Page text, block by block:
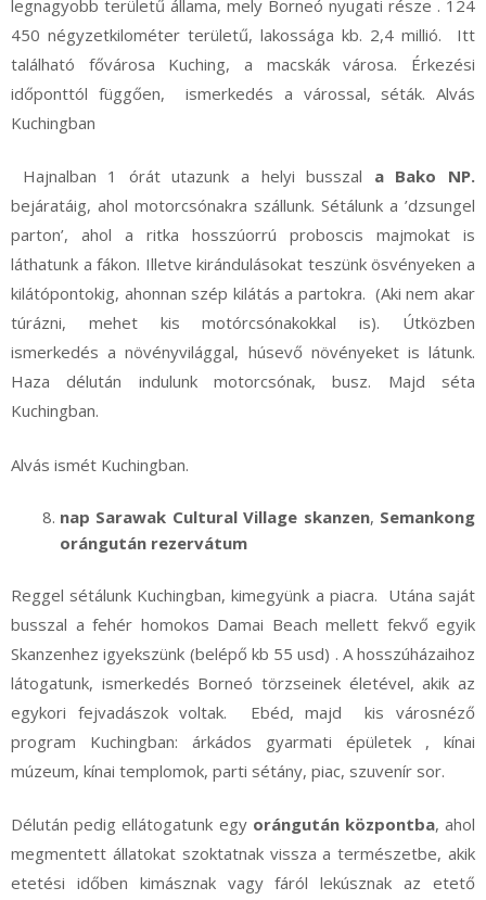
legnagyobb területű állama, mely Borneó nyugati része . 124
450 négyzetkilométer területű, lakossága kb. 2,4 millió. Itt
található fővárosa Kuching, a macskák városa. Érkezési
időponttól függően, ismerkedés a várossal, séták. Alvás
Kuchingban
Hajnalban 1 órát utazunk a helyi busszal a Bako NP.
bejáratáig, ahol motorcsónakra szállunk. Sétálunk a ’dzsungel
parton’, ahol a ritka hosszúorrú proboscis majmokat is
láthatunk a fákon. Illetve kirándulásokat teszünk ösvényeken a
kilátópontokig, ahonnan szép kilátás a partokra. (Aki nem akar
túrázni, mehet kis motórcsónakokkal is). Útközben
ismerkedés a növényvilággal, húsevő növényeket is látunk.
Haza délután indulunk motorcsónak, busz. Majd séta
Kuchingban.
Alvás ismét Kuchingban.
nap Sarawak Cultural Village skanzen, Semankong
orángután rezervátum
Reggel sétálunk Kuchingban, kimegyünk a piacra. Utána saját
busszal a fehér homokos Damai Beach mellett fekvő egyik
Skanzenhez igyekszünk (belépő kb 55 usd) . A hosszúházaihoz
látogatunk, ismerkedés Borneó törzseinek életével, akik az
egykori fejvadászok voltak. Ebéd, majd kis városnéző
program Kuchingban: árkádos gyarmati épületek , kínai
múzeum, kínai templomok, parti sétány, piac, szuvenír sor.
Délután pedig ellátogatunk egy orángután központba, ahol
megmentett állatokat szoktatnak vissza a természetbe, akik
etetési időben kimásznak vagy fáról lekúsznak az etető